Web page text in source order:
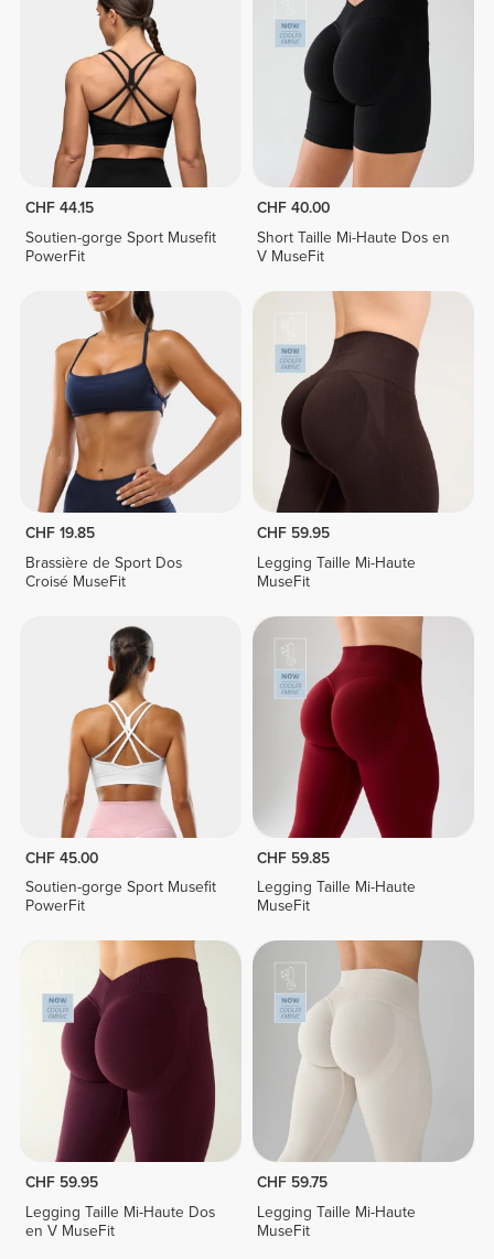
CHF 44.15
Soutien-gorge Sport Musefit
PowerFit
CHF 40.00
Short Taille Mi-Haute Dos en
V MuseFit
CHF 19.85
Brassière de Sport Dos
Croisé MuseFit
CHF 59.95
Legging Taille Mi-Haute
MuseFit
CHF 45.00
Soutien-gorge Sport Musefit
PowerFit
CHF 59.85
Legging Taille Mi-Haute
MuseFit
CHF 59.95
Legging Taille Mi-Haute Dos
en V MuseFit
CHF 59.75
Legging Taille Mi-Haute
MuseFit